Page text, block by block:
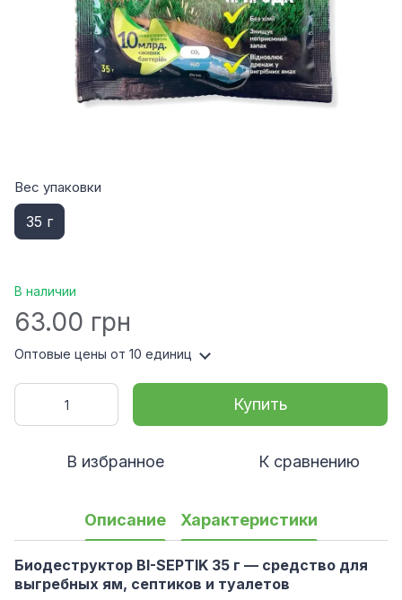
Вес упаковки
35 г
В наличии
63.00 грн
Оптовые цены от 10 единиц
Купить
В избранное К сравнению
Описание Характеристики
Биодеструктор BI-SEPTIK 35 г — средство для
выгребных ям, септиков и туалетов